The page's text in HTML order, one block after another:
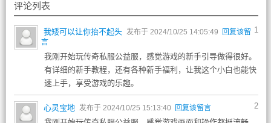
评论列表
1
我矮可以让你抬不起头 发布于 2024/10/25 14:05:49 回复该留
言
我刚开始玩传奇私服公益服，感觉游戏的新手引导做得很好。
有详细的新手教程，还有各种新手福利，让我这个小白也能快
速上手，享受游戏的乐趣。
2
心灵宝地 发布于 2024/10/25 15:13:40 回复该留言